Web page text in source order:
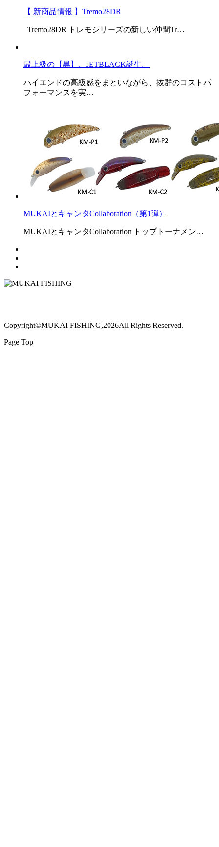
【 新商品情報 】Tremo28DR
Tremo28DR トレモシリーズの新しい仲間Tr…
最上級の【黒】、JETBLACK誕生。
ハイエンドの高級感をまといながら、抜群のコストパ
フォーマンスを実…
MUKAIとキャンタCollaboration（第1弾）
MUKAIとキャンタCollaboration トップトーナメン…
Copyright©MUKAI FISHING,2026All Rights Reserved.
Page Top